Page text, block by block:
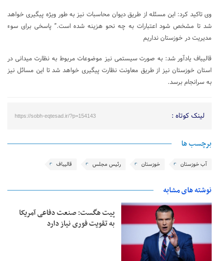
وی تاکید کرد: این مسئله از طریق دیوان محاسبات نیز به طور ویژه پیگیری خواهد
شد تا مشخص شود اعتبارات به چه نحو هزینه شده است.” پاسخی برای سوء
مدیریت در خوزستان نداریم
قالیباف یادآور شد: به صورت سیستمی نیز موضوعات مربوط به نظارت میدانی در
استان خوزستان نیز از طریق معاونت نظارت پیگیری خواهد شد تا این مسائل نیز
به سرانجام برسد.
لینک کوتاه : https://sobh-eqtesad.ir/?p=154143
برچسب ها
آب خوزستان خوزستان رئیس مجلس قالیباف
نوشته های مشابه
پیت هگست: صنعت دفاعی آمریکا
به تقویت فوری نیاز دارد